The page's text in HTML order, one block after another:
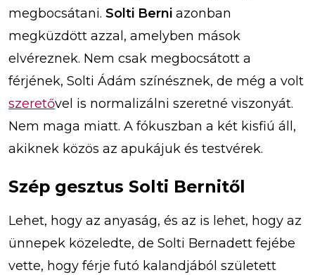
megbocsátani. Solti Berni azonban
megküzdött azzal, amelyben mások
elvéreznek. Nem csak megbocsátott a
férjének, Solti Ádám színésznek, de még a volt
szeretővel is normalizálni szeretné viszonyát.
Nem maga miatt. A fókuszban a két kisfiú áll,
akiknek közös az apukájuk és testvérek.
Szép gesztus Solti Bernitől
Lehet, hogy az anyaság, és az is lehet, hogy az
ünnepek közeledte, de Solti Bernadett fejébe
vette, hogy férje futó kalandjából született